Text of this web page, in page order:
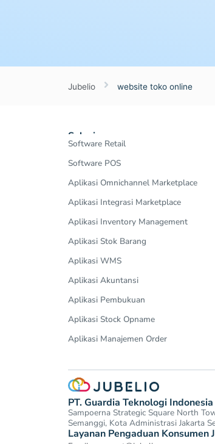
Jubelio website toko online
Solusi
Software Retail
Software POS
Aplikasi Omnichannel Marketplace
Aplikasi Integrasi Marketplace
Aplikasi Inventory Management
Aplikasi Stok Barang
Aplikasi WMS
Aplikasi Akuntansi
Aplikasi Pembukuan
Aplikasi Stock Opname
Aplikasi Manajemen Order
PT. Guardia Teknologi Indonesia
Sampoerna Strategic Square North
Semanggi, Kota Administrasi Jakarta
Layanan Pengaduan Konsumen